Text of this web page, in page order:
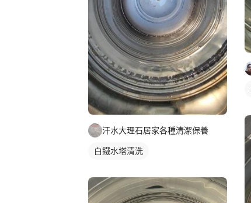
汗水大理石居家各種清潔保養
白鐵水塔清洗